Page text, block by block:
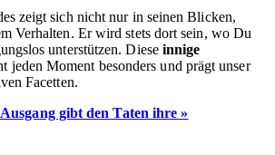
zeigt sich nicht nur in seinen Blicken,
Verhalten. Er wird stets dort sein, wo Du
unterstützen. Diese innige
jeden Moment besonders und prägt unser
Facetten.
gibt den Taten ihre »